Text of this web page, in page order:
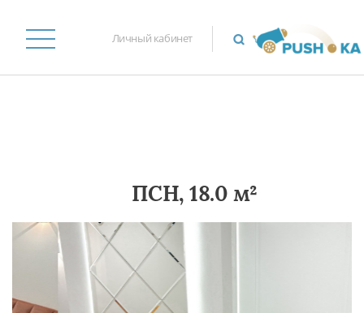
Личный кабинет
ПСН, 18.0 м²